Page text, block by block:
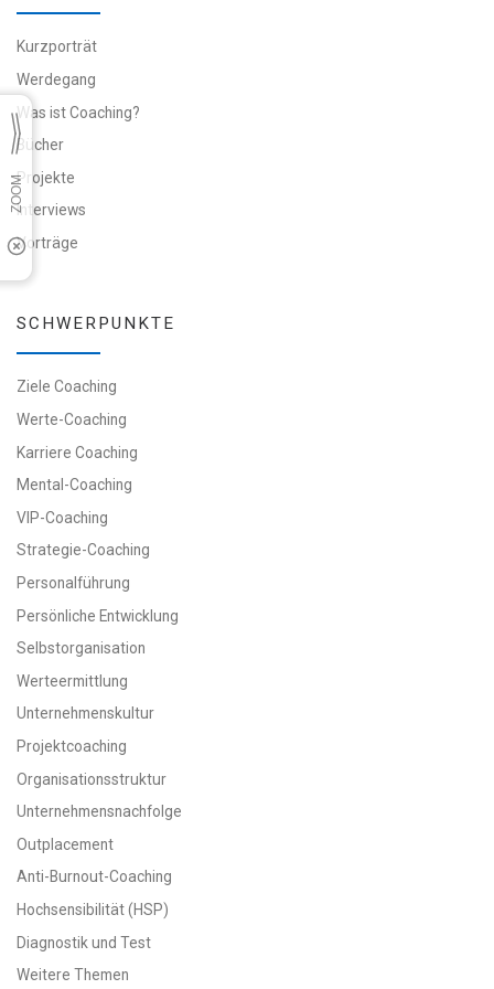
Kurzporträt
Werdegang
Was ist Coaching?
Bücher
Projekte
Interviews
Vorträge
SCHWERPUNKTE
Ziele Coaching
Werte-Coaching
Karriere Coaching
Mental-Coaching
VIP-Coaching
Strategie-Coaching
Personalführung
Persönliche Entwicklung
Selbstorganisation
Werteermittlung
Unternehmenskultur
Projektcoaching
Organisationsstruktur
Unternehmensnachfolge
Outplacement
Anti-Burnout-Coaching
Hochsensibilität (HSP)
Diagnostik und Test
Weitere Themen